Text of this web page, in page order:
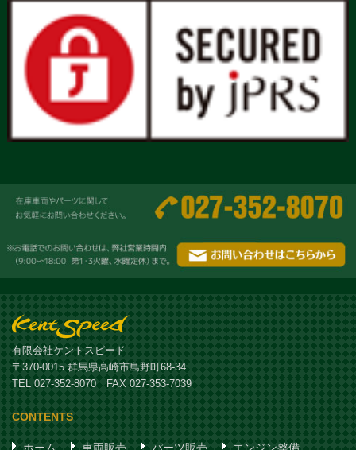
有限会社ケントスピード
〒370-0015 群馬県高崎市島野町68-34
TEL 027-352-8070 FAX 027-353-7039
CONTENTS